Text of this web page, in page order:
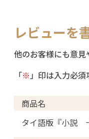
レビューを
他のお客様にも意見
「※ 」印は入力必須
商品名
タイ語版『小説